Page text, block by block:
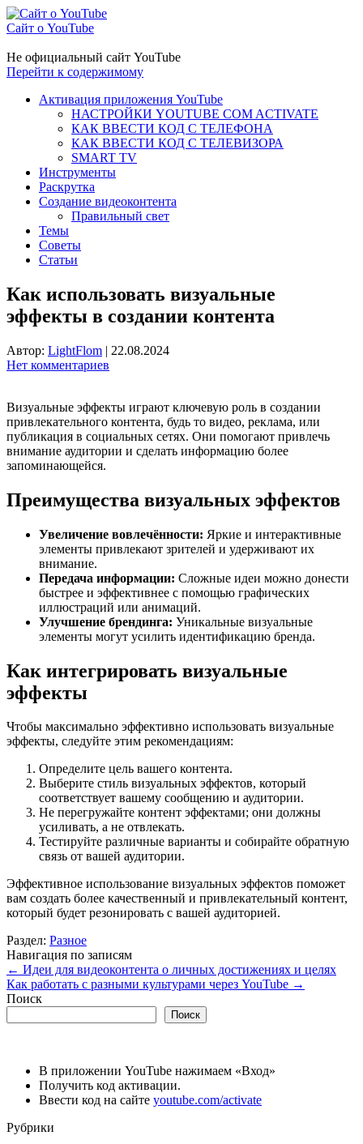
Сайт о YouTube
Не официальный сайт YouTube
Перейти к содержимому
Активация приложения YouTube
НАСТРОЙКИ YOUTUBE COM ACTIVATE
КАК ВВЕСТИ КОД С ТЕЛЕФОНА
КАК ВВЕСТИ КОД С ТЕЛЕВИЗОРА
SMART TV
Инструменты
Раскрутка
Создание видеоконтента
Правильный свет
Темы
Советы
Статьи
Как использовать визуальные
эффекты в создании контента
Автор: LightFlom | 22.08.2024
Нет комментариев
Визуальные эффекты играют ключевую роль в создании
привлекательного контента, будь то видео, реклама, или
публикация в социальных сетях. Они помогают привлечь
внимание аудитории и сделать информацию более
запоминающейся.
Преимущества визуальных эффектов
Увеличение вовлечённости: Яркие и интерактивные
элементы привлекают зрителей и удерживают их
внимание.
Передача информации: Сложные идеи можно донести
быстрее и эффективнее с помощью графических
иллюстраций или анимаций.
Улучшение брендинга: Уникальные визуальные
элементы могут усилить идентификацию бренда.
Как интегрировать визуальные
эффекты
Чтобы максимально эффективно использовать визуальные
эффекты, следуйте этим рекомендациям:
Определите цель вашего контента.
Выберите стиль визуальных эффектов, который
соответствует вашему сообщению и аудитории.
Не перегружайте контент эффектами; они должны
усиливать, а не отвлекать.
Тестируйте различные варианты и собирайте обратную
связь от вашей аудитории.
Эффективное использование визуальных эффектов поможет
вам создать более качественный и привлекательный контент,
который будет резонировать с вашей аудиторией.
Раздел: Разное
Навигация по записям
← Идеи для видеоконтента о личных достижениях и целях
Как работать с разными культурами через YouTube →
Поиск
Поиск
В приложении YouTube нажимаем «Вход»
Получить код активации.
Ввести код на сайте youtube.com/activate
Рубрики